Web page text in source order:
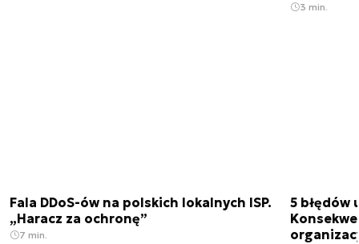
3 min.
Fala DDoS-ów na polskich lokalnych ISP.
„Haracz za ochronę”
7 min.
5 błędów